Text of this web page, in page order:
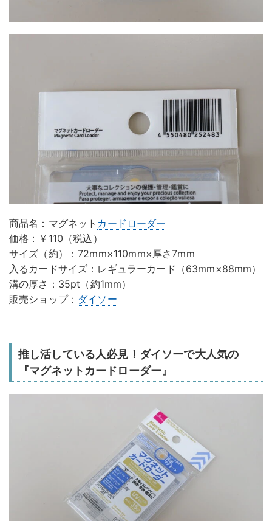
商品名：マグネット カードローダー
価格：￥110（税込）
サイズ（約）：72mm×110mm×厚さ7mm
入るカードサイズ：レギュラーカード（63mm×88mm）
溝の厚さ：35pt（約1mm）
販売ショップ： ダイソー
推し活している人必見！ダイソーで大人気の
『マグネットカードローダー』